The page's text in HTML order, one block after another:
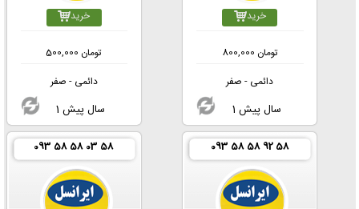
خرید
800,000 تومان
دائمی - صفر
1 سال پیش
خرید
500,000 تومان
دائمی - صفر
1 سال پیش
093 58 58 92 58
093 58 58 03 58